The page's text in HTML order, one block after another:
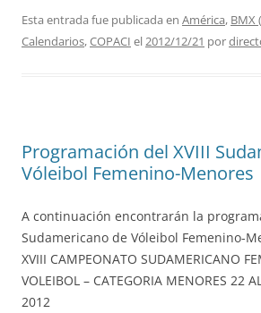
Esta entrada fue publicada en América, BMX
Calendarios,COPACI el2012/12/21 por
Programación del XVIII
Vóleibol Femenino-Menores
A continuación encontrarán la
Sudamericano de Vóleibol Femenino-
XVIII CAMPEONATO SUDAMERICANO
VOLEIBOL – CATEGORIA MENORES 22
2012